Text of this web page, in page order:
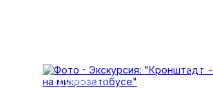
5,5
групповая